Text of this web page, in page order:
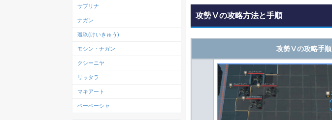
攻勢Ⅴの攻略方法と手順
攻勢Ⅴの攻略手順
サブリナ
ナガン
瓊玖(けいきゅう)
モシン・ナガン
クシーニヤ
リッタラ
マキアート
ペーペーシャ